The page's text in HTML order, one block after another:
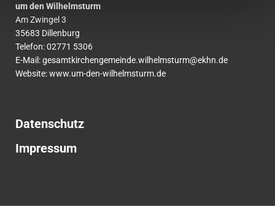
um den Wilhelmsturm
Am Zwingel 3
35683 Dillenburg
Telefon:02771 5306
E-Mail:gesamtkirchengemeinde.wilhelmsturm@ekhn.de
Website: www.um-den-wilhelmsturm.de
Datenschutz
Impressum